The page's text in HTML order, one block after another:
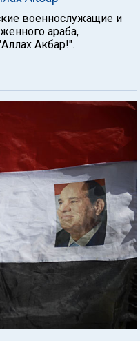
военнослужащие и
араба,
Акбар!".